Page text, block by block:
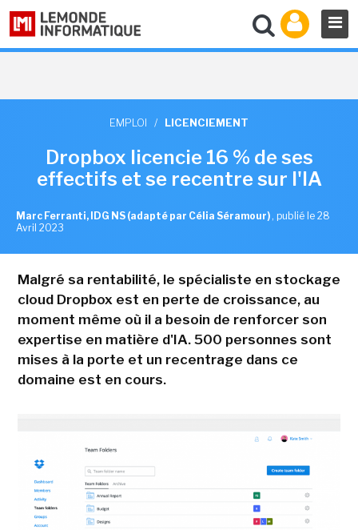
EMPLOI / LICENCIEMENT
Dropbox licencie 16 % de ses
effectifs et se recentre sur l'IA
Marc Ferranti, IDG NS (adapté par Célia Séramour) , publié le 28
Avril 2023
Malgré sa rentabilité, le spécialiste en stockage
cloud Dropbox est en perte de croissance, au
moment même où il a besoin de renforcer son
expertise en matière d'IA. 500 personnes sont
mises à la porte et un recentrage dans ce
domaine est en cours.